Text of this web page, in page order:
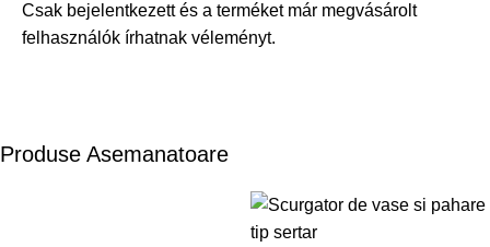
Csak bejelentkezett és a terméket már megvásárolt
felhasználók írhatnak véleményt.
Produse Asemanatoare